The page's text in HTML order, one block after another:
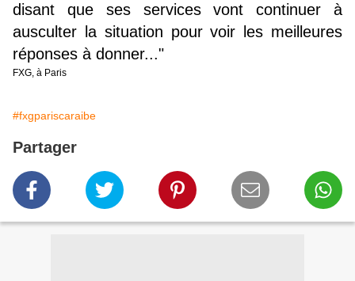
disant que ses services vont continuer à
ausculter la situation pour voir les meilleures
réponses à donner..."
FXG, à Paris
#fxgpariscaraibe
Partager